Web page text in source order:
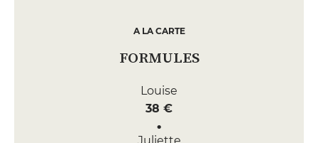
A LA CARTE
FORMULES
Louise
38 €